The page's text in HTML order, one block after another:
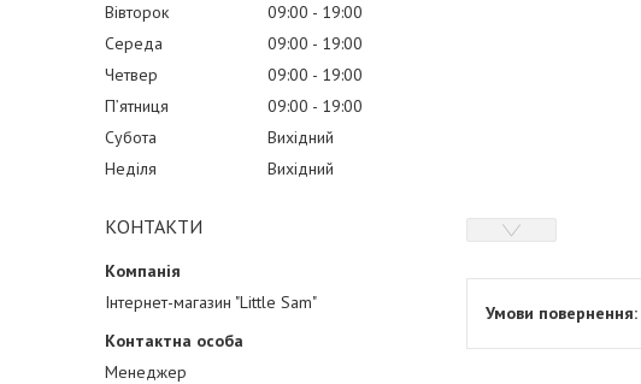
Вівторок
09:00
19:00
Середа
09:00
19:00
Четвер
09:00
19:00
Пʼятниця
09:00
19:00
Субота
Вихідний
Неділя
Вихідний
КОНТАКТИ
Інтернет-магазин "Little Sam"
Менеджер